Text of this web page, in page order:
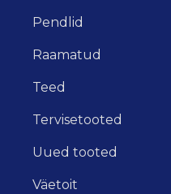
Pendlid
Raamatud
Teed
Tervisetooted
Uued tooted
Väetoit